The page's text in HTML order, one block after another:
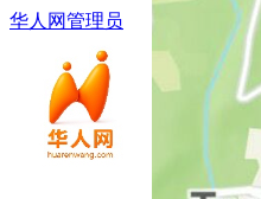
华人网管理员